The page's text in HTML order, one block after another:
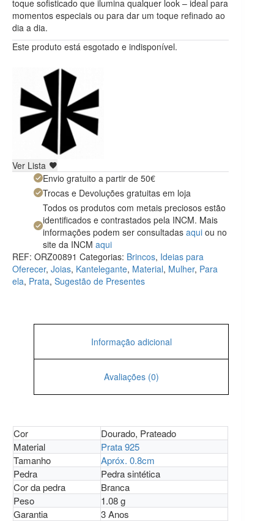
toque sofisticado que ilumina qualquer look – ideal para
momentos especiais ou para dar um toque refinado ao
dia a dia.
Este produto está esgotado e indisponível.
Ver Lista
Envio gratuito a partir de 50€
Trocas e Devoluções gratuitas em loja
Todos os produtos com metais preciosos estão
identificados e contrastados pela INCM. Mais
informações podem ser consultadas aqui ou no
site da INCM aqui
REF: ORZ00891 Categorias: Brincos, Ideias para
Oferecer, Joias, Kantelegante, Material, Mulher, Para
ela, Prata, Sugestão de Presentes
Informação adicional
Avaliações (0)
Cor
Dourado, Prateado
Material
Prata 925
Tamanho
Apróx. 0.8cm
Pedra
Pedra sintética
Cor da pedra
Branca
Peso
1.08 g
Garantia
3 Anos